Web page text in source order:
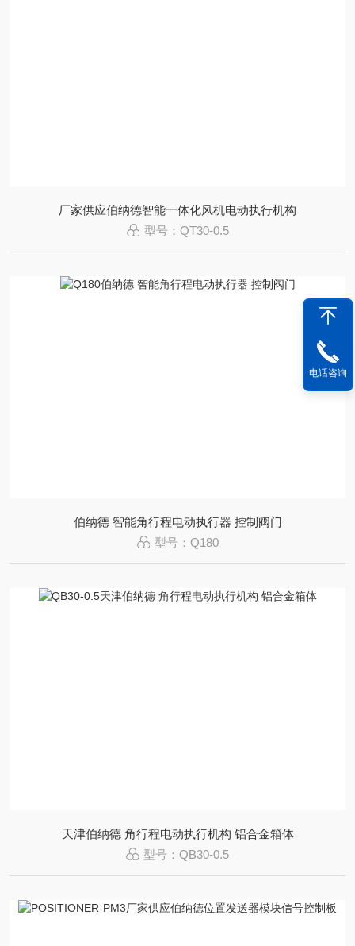
厂家供应伯纳德智能一体化风机电动执行机构
型号：QT30-0.5
伯纳德 智能角行程电动执行器 控制阀门
型号：Q180
天津伯纳德 角行程电动执行机构 铝合金箱体
型号：QB30-0.5
电话咨询